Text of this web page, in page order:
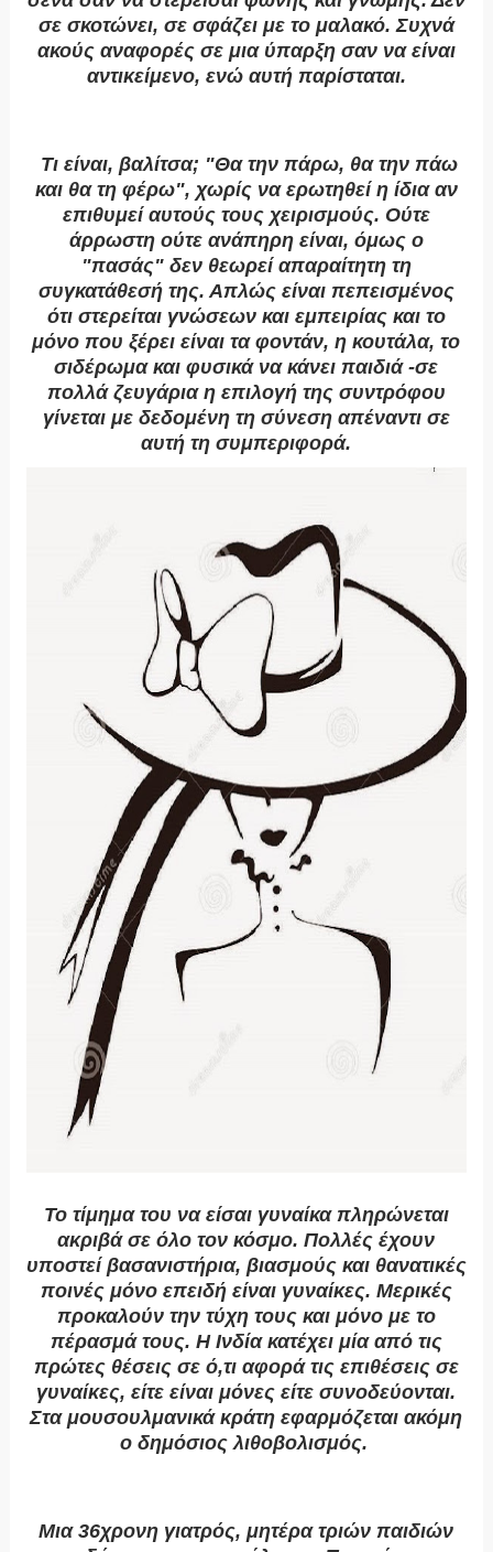
σε σκοτώνει, σε σφάζει με το μαλακό. Συχνά
ακούς αναφορές σε μια ύπαρξη σαν να είναι
αντικείμενο, ενώ αυτή παρίσταται.
Τι είναι, βαλίτσα; "Θα την πάρω, θα την πάω
και θα τη φέρω", χωρίς να ερωτηθεί η ίδια αν
επιθυμεί αυτούς τους χειρισμούς. Ούτε
άρρωστη ούτε ανάπηρη είναι, όμως ο
"πασάς" δεν θεωρεί απαραίτητη τη
συγκατάθεσή της. Απλώς είναι πεπεισμένος
ότι στερείται γνώσεων και εμπειρίας και το
μόνο που ξέρει είναι τα φοντάν, η κουτάλα, το
σιδέρωμα και φυσικά να κάνει παιδιά -σε
πολλά ζευγάρια η επιλογή της συντρόφου
γίνεται με δεδομένη τη σύνεση απέναντι σε
αυτή τη συμπεριφορά.
Το τίμημα του να είσαι γυναίκα πληρώνεται
ακριβά σε όλο τον κόσμο. Πολλές έχουν
υποστεί βασανιστήρια, βιασμούς και θανατικές
ποινές μόνο επειδή είναι γυναίκες. Μερικές
προκαλούν την τύχη τους και μόνο με το
πέρασμά τους. Η Ινδία κατέχει μία από τις
πρώτες θέσεις σε ό,τι αφορά τις επιθέσεις σε
γυναίκες, είτε είναι μόνες είτε συνοδεύονται.
Στα μουσουλμανικά κράτη εφαρμόζεται ακόμη
ο δημόσιος λιθοβολισμός.
Μια 36χρονη γιατρός, μητέρα τριών παιδιών